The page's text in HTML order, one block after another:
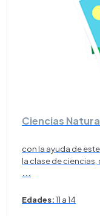
Ciencias
con la ayuda de
la clase de
...
Edades:11 a 14